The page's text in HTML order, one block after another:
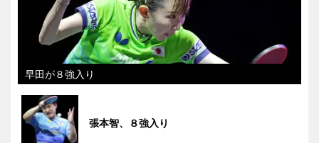
早田が８強入り
張本智、８強入り